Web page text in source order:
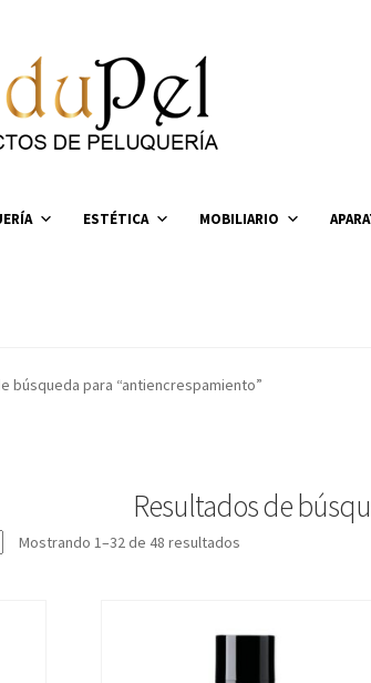
ESTÉTICA MOBILIARIO
búsqueda para “antiencrespamiento”
Resultados de
Mostrando 1–32 de 48 resultados